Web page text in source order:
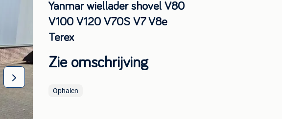
Yanmar wiellader shovel V80
V100 V120 V70S V7 V8e
Terex
Zie omschrijving
Ophalen